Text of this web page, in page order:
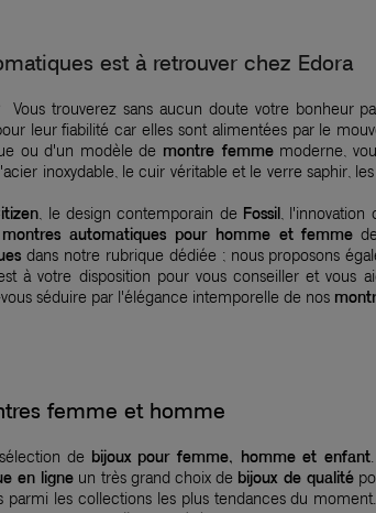
est à retrouver chez Edora
trouverez sans aucun doute votre bonheur
leur fiabilité car elles sont alimentées par le
ou d'un modèle de montre femmemoderne,
inoxydable, le cuir véritable et le verre saphir, les
, le design contemporain de Fossil , l'innovation
montres automatiques pour homme et femme
dans notre rubrique dédiée ; nous proposons
à votre disposition pour vous conseiller et vous
séduire par l'élégance intemporelle de nos
femme et homme
de bijoux pour femme, homme et enfant
en ligne un très grand choix de bijoux de qualité
parmi les collections les plus tendances du